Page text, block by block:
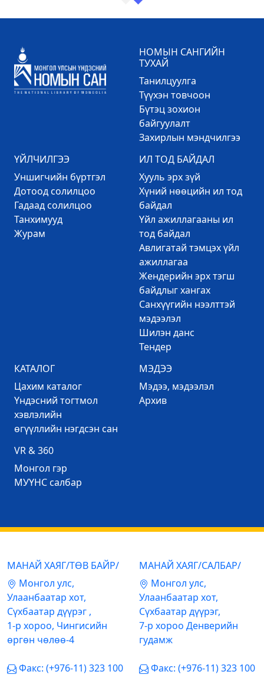
НОМЫН САНГИЙН
ТУХАЙ
Танилцуулга
Түүхэн товчоон
Бүтэц зохион
байгуулалт
Захирлын мэндчилгээ
ҮЙЛЧИЛГЭЭ
Уншигчийн бүртгэл
Дотоод солилцоо
Гадаад солилцоо
Танхимууд
Журам
ИЛ ТОД БАЙДАЛ
Хууль эрх зүй
Хүний нөөцийн ил тод
байдал
Үйл ажиллагааны ил
тод байдал
Авлигатай тэмцэх үйл
ажиллагаа
Жендерийн эрх тэгш
байдлыг хангах
Санхүүгийн нээлттэй
мэдээлэл
Шилэн данс
Тендер
КАТАЛОГ
Цахим каталог
Үндэсний тогтмол
хэвлэлийн
өгүүллийн нэгдсэн сан
МЭДЭЭ
Mэдээ, мэдээлэл
Архив
VR & 360
Mонгол гэр
МУҮНС салбар
МАНАЙ ХАЯГ/ТӨВ БАЙР/
Mонгол улс,
Улаанбаатар хот,
Сүхбаатар дүүрэг ,
1-р хороо, Чингисийн
өргөн чөлөө-4
Факс: (+976-11) 323 100
МАНАЙ ХАЯГ/САЛБАР/
Mонгол улс,
Улаанбаатар хот,
Сүхбаатар дүүрэг,
7-р хороо Денверийн
гудамж
Факс: (+976-11) 323 100